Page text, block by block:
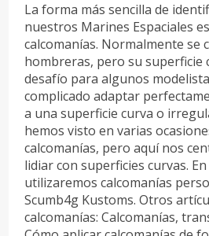
La forma más sencilla de
nuestros Marines Espaciales
calcomanías. Normalmente se
hombreras, pero su superficie
desafío para algunos
complicado adaptar
a una superficie curva o
hemos visto en varias
calcomanías, pero aquí nos
lidiar con superficies curvas.
utilizaremos calcomanías
Scumb4g Kustoms. Otros
calcomanías: Calcomanías,